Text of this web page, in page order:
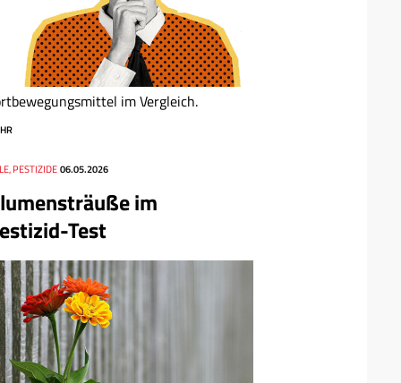
im Vergleich.
im
Test
PESTIZIDE 06.05.2026